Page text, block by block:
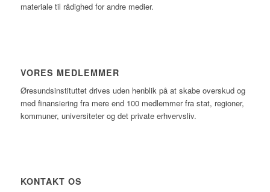
materiale til rådighed for andre medier.
VORES MEDLEMMER
Øresundsinstituttet drives uden henblik på at skabe overskud og
med finansiering fra mere end 100 medlemmer fra stat, regioner,
kommuner, universiteter og det private erhvervsliv.
KONTAKT OS